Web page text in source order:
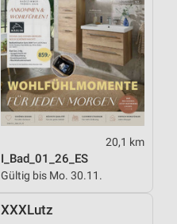
20,1 km
I_Bad_01_26_ES
Gültig bis Mo. 30.11.
XXXLutz